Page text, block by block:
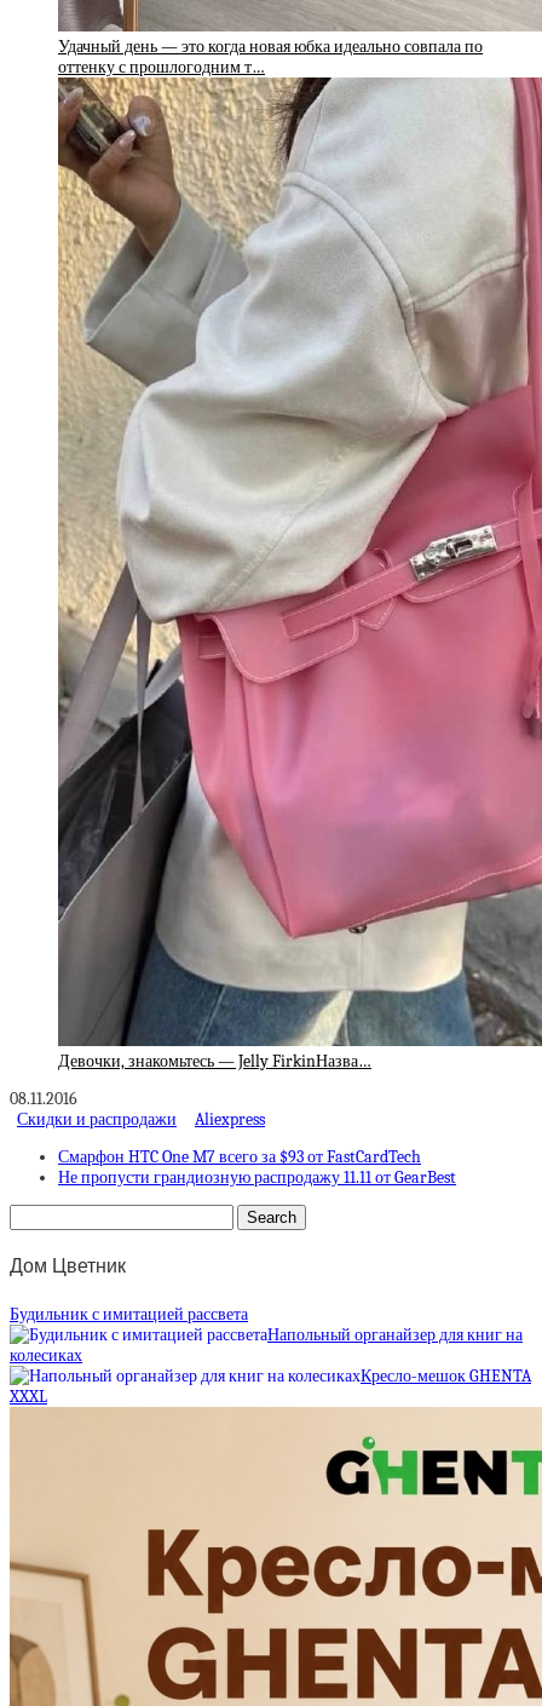
Удачный день — это когда новая юбка идеально совпала по
оттенку с прошлогодним т…
Девочки, знакомьтесь — Jelly FirkinНазва…
08.11.2016
Скидки и распродажи
Aliexpress
Смарфон HTC One M7 всего за $93 от FastCardTech
Не пропусти грандиозную распродажу 11.11 от GearBest
Дом Цветник
Будильник с имитацией рассвета
Напольный органайзер для книг на
колесиках
Кресло-мешок GHENTA
XXXL